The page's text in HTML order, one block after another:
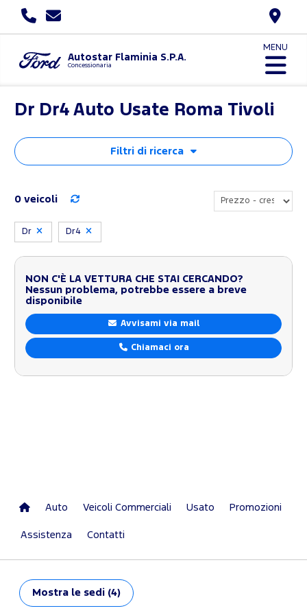
Autostar Flaminia S.P.A.
Concessionaria
MENU
Dr Dr4 Auto Usate Roma Tivoli
Filtri di ricerca
0 veicoli
Dr Dr4
NON C'È LA VETTURA CHE STAI CERCANDO?
Nessun problema, potrebbe essere a breve
disponibile
Avvisami via mail
Chiamaci ora
Auto Veicoli Commerciali Usato Promozioni
Assistenza Contatti
Mostra le sedi (4)